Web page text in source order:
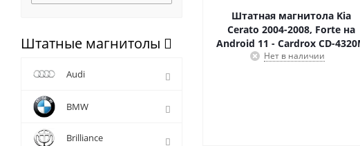
Штатная магнитола Kia
Cerato 2004-2008, Forte на
Android 11 - Cardrox CD-
Нет в наличии
Штатные магнитолы
Audi
BMW
Brilliance